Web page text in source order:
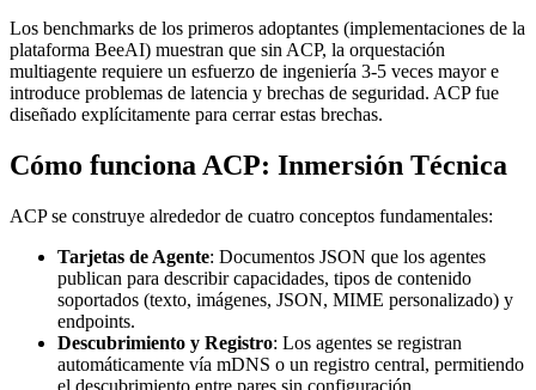
Los benchmarks de los primeros adoptantes (implementaciones de la
plataforma BeeAI) muestran que sin ACP, la orquestación
multiagente requiere un esfuerzo de ingeniería 3-5 veces mayor e
introduce problemas de latencia y brechas de seguridad. ACP fue
diseñado explícitamente para cerrar estas brechas.
Cómo funciona ACP: Inmersión Técnica
ACP se construye alrededor de cuatro conceptos fundamentales:
Tarjetas de Agente: Documentos JSON que los agentes
publican para describir capacidades, tipos de contenido
soportados (texto, imágenes, JSON, MIME personalizado) y
endpoints.
Descubrimiento y Registro: Los agentes se registran
automáticamente vía mDNS o un registro central, permitiendo
el descubrimiento entre pares sin configuración.